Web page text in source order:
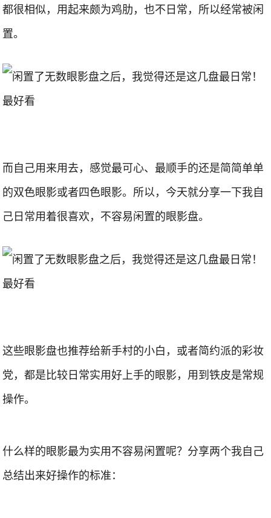
都很相似，用起来颇为鸡肋，也不日常，所以经常被闲
置。
而自己用来用去，感觉最可心、最顺手的还是简简单单
的双色眼影或者四色眼影。所以，今天就分享一下我自
己日常用着很喜欢，不容易闲置的眼影盘。
这些眼影盘也推荐给新手村的小白，或者简约派的彩妆
党，都是比较日常实用好上手的眼影，用到铁皮是常规
操作。
什么样的眼影最为实用不容易闲置呢？分享两个我自己
总结出来好操作的标准：